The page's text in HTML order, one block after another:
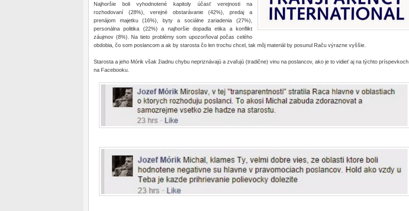
Najhoršie boli vyhodnotené kapitoly účasť verejnosti na
rozhodovaní (28%), verejné obstarávanie (42%), predaj a
prenájom majetku (16%), byty a sociálne zariadenia (27%),
personálna politika (22%) a najhoršie dopadla etika a konflikt
záujmov (8%). Na tieto problémy som upozorňoval počas celého
obdobia, čo som poslancom a ak by starosta čo len trochu chcel, tak môj materiál by posunul Raču výrazne vyššie.
Starosta a jeho Mórik však žiadnu chybu nepriznávajú a zvaľujú (tradične) vinu na poslancov, ako je to vidieť aj na týchto príspevkoch
na Facebooku.